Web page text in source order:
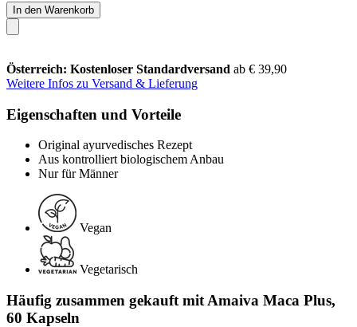
In den Warenkorb
Österreich: Kostenloser Standardversand ab € 39,90
Weitere Infos zu Versand & Lieferung
Eigenschaften und Vorteile
Original ayurvedisches Rezept
Aus kontrolliert biologischem Anbau
Nur für Männer
Vegan
Vegetarisch
Häufig zusammen gekauft mit Amaiva Maca Plus,
60 Kapseln